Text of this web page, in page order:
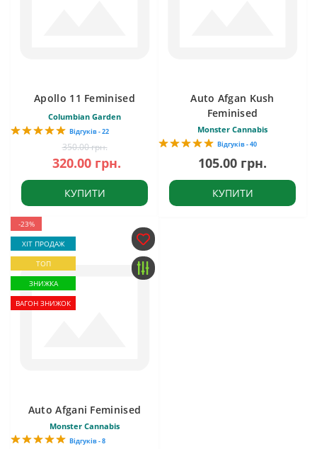
Apollo 11 Feminised
Columbian Garden
Відгуків - 22
350.00 грн.
320.00 грн.
КУПИТИ
Auto Afgan Kush
Feminised
Monster Cannabis
Відгуків - 40
105.00 грн.
КУПИТИ
-23%
ХІТ ПРОДАЖ
ТОП
ЗНИЖКА
ВАГОН ЗНИЖОК
Auto Afgani Feminised
Monster Cannabis
Відгуків - 8